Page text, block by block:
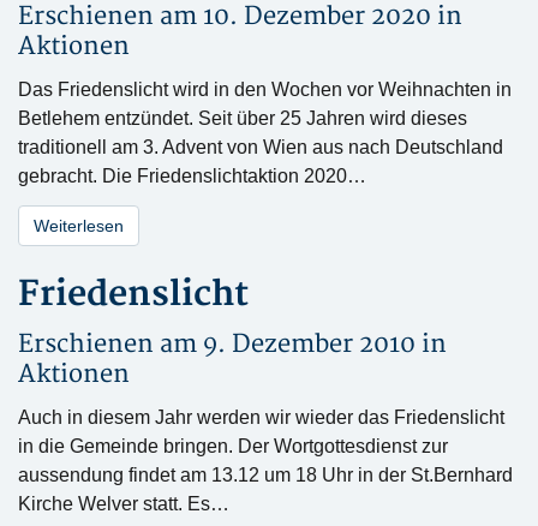
Erschienen am 10. Dezember 2020 in
Aktionen
Das Friedenslicht wird in den Wochen vor Weihnachten in
Betlehem entzündet. Seit über 25 Jahren wird dieses
traditionell am 3. Advent von Wien aus nach Deutschland
gebracht. Die Friedenslichtaktion 2020…
Weiterlesen
Friedenslicht
Erschienen am 9. Dezember 2010 in
Aktionen
Auch in diesem Jahr werden wir wieder das Friedenslicht
in die Gemeinde bringen. Der Wortgottesdienst zur
aussendung findet am 13.12 um 18 Uhr in der St.Bernhard
Kirche Welver statt. Es…